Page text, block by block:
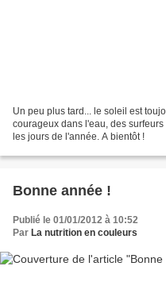
Un peu plus tard... le soleil est
courageux dans l'eau, des
les jours de l'année. A bientôt !
Bonne année !
Publié le 01/01/2012 à 10:52
Par La nutrition en couleurs